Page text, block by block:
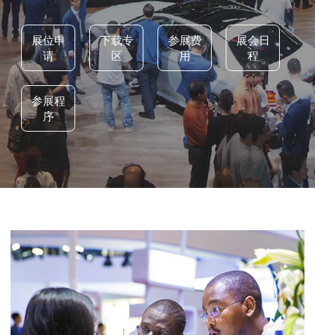
展位申
请
下载专
区
参展费
用
展会日
程
参展程
序